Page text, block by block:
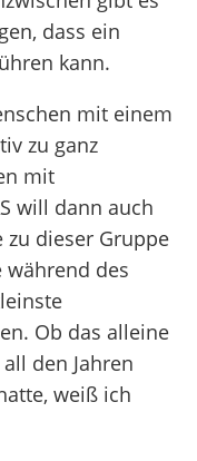
dass ein
kann.
mit einem
zu ganz
mit
will dann auch
zu dieser Gruppe
während des
Ob das alleine
den Jahren
weiß ich